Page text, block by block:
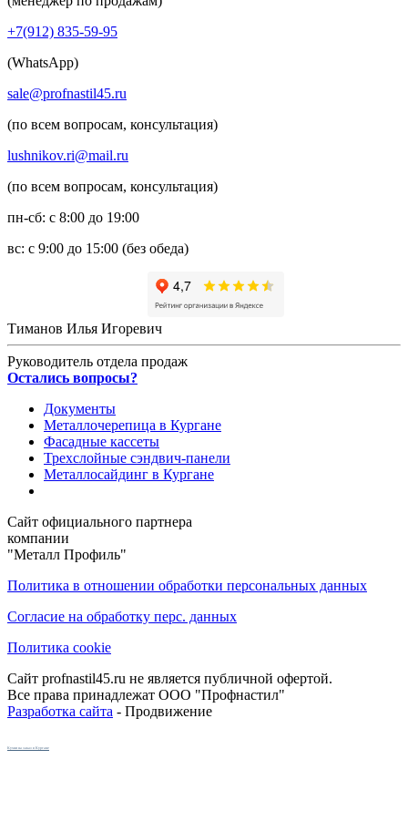
+7(912) 835-59-95
(WhatsApp)
sale@profnastil45.ru
(по всем вопросам, консультация)
lushnikov.ri@mail.ru
(по всем вопросам, консультация)
пн-сб: с 8:00 до 19:00
вс: с 9:00 до 15:00 (без обеда)
Тиманов Илья Игоревич
Руководитель отдела продаж
Остались вопросы?
Документы
Металлочерепица в Кургане
Фасадные кассеты
Трехслойные сэндвич-панели
Металлосайдинг в Кургане
Сайт официального партнера
компании
"Металл Профиль"
Политика в отношении обработки персональных данных
Согласие на обработку перс. данных
Политика cookie
Сайт profnastil45.ru не является публичной офертой.
Все права принадлежат ООО "Профнастил"
Разработка сайта - Продвижение
Кухни на заказ в Кургане